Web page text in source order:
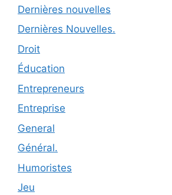
Dernières nouvelles
Dernières Nouvelles.
Droit
Éducation
Entrepreneurs
Entreprise
General
Général.
Humoristes
Jeu